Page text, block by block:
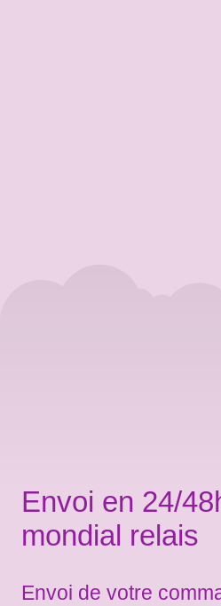
Envoi en 24/
mondial relais
Envoi de votre